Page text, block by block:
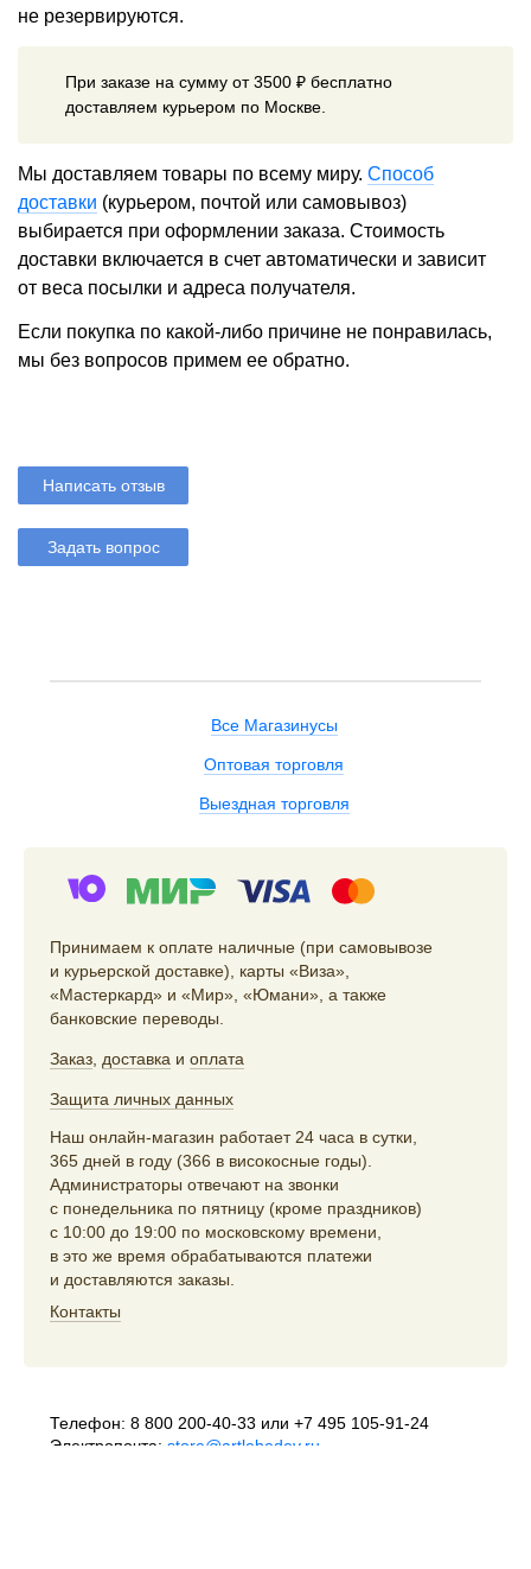
не резервируются.
При заказе на сумму от 3500 ₽ бесплатно
доставляем курьером по Москве.
Мы доставляем товары по всему миру. Способ
доставки (курьером, почтой или самовывоз)
выбирается при оформлении заказа. Стоимость
доставки включается в счет автоматически и зависит
от веса посылки и адреса получателя.
Если покупка по какой-либо причине не понравилась,
мы без вопросов примем ее обратно.
Написать отзыв
Задать вопрос
Все Магазинусы
Оптовая торговля
Выездная торговля
Принимаем к оплате наличные (при самовывозе
и курьерской доставке), карты «Виза»,
«Мастеркард» и «Мир», «Юмани», а также
банковские переводы.
Заказ доставка и оплата
Защита личных данных
Наш онлайн-магазин работает 24 часа в сутки,
365 дней в году (366 в високосные годы).
Администраторы отвечают на звонки
с понедельника по пятницу (кроме праздников)
с 10:00 до 19:00 по московскому времени,
в это же время обрабатываются платежи
и доставляются заказы.
Контакты
Телефон: 8 800 200-40-33 или +7 495 105-91-24
Электропочта: store@artlebedev.ru